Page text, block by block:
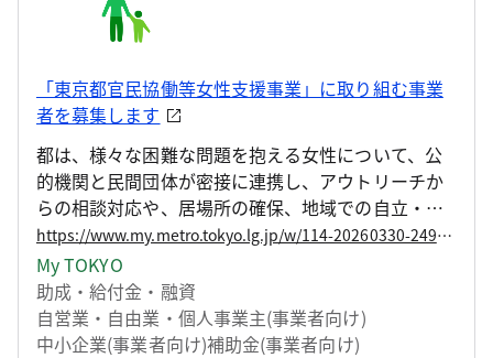
「東京都官民協働等女性支援事業」に取り組む事業
者を募集します
都は、様々な困難な問題を抱える女性について、公
的機関と民間団体が密接に連携し、アウトリーチか
らの相談対応や、居場所の確保、地域での自立・定
着、公的機関や施設への「つなぎ」を含めたアプロ
ーチを実施することにより、自立の推進に資するこ
とを目的として、「東京都若年被害女性等支援事
業」を実施してまいりました。 令和8年度から、事
業名を「東京都官民協働等女性支援事業」とし、事
https://www.my.metro.tokyo.lg.jp/w/114-20260330-249834731
My TOKYO
助成・給付金・融資
自営業・自由業・個人事業主(事業者向け)
中小企業(事業者向け)補助金(事業者向け)